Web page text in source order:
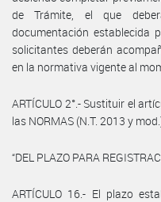
de Trámite, el que
documentación establecida
solicitantes deberán
en la normativa vigente al
ARTÍCULO 2°.- Sustituir el
las NORMAS (N.T. 2013 y
“DEL PLAZO PARA
ARTÍCULO 16.- El plazo